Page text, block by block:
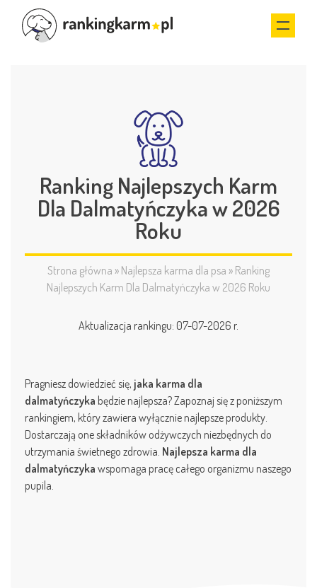
Ranking Najlepszych Karm
Dla Dalmatyńczyka w 2026
Roku
Strona główna » Najlepsza karma dla psa » Ranking
Najlepszych Karm Dla Dalmatyńczyka w 2026 Roku
Aktualizacja rankingu: 07-07-2026 r.
Pragniesz dowiedzieć się, jaka karma dla
dalmatyńczyka będzie najlepsza? Zapoznaj się z poniższym
rankingiem, który zawiera wyłącznie najlepsze produkty.
Dostarczają one składników odżywczych niezbędnych do
utrzymania świetnego zdrowia. Najlepsza karma dla
dalmatyńczyka wspomaga pracę całego organizmu naszego
pupila.